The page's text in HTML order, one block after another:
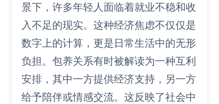
景下，许多年轻人面临着就业不稳和收
入不足的现实。这种经济焦虑不仅仅是
数字上的计算，更是日常生活中的无形
负担。包养关系有时被解读为一种互利
安排，其中一方提供经济支持，另一方
给予陪伴或情感交流。这反映了社会中